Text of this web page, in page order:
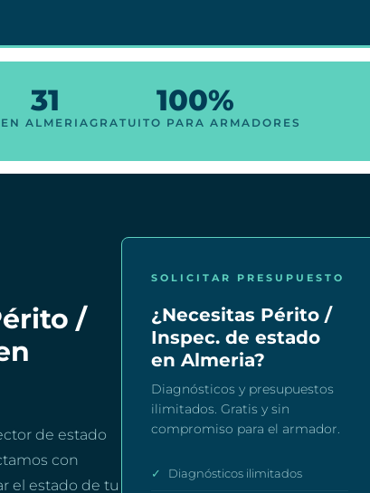
31
EN ALMERIA
100%
GRATUITO PARA ARMADORES
/
de estado
con
el estado de tu
SOLICITAR PRESUPUESTO
¿Necesitas Périto /
Inspec. de estado
en Almeria?
Diagnósticos y presupuestos
ilimitados. Gratis y sin
compromiso para el armador.
✓ Diagnósticos ilimitados